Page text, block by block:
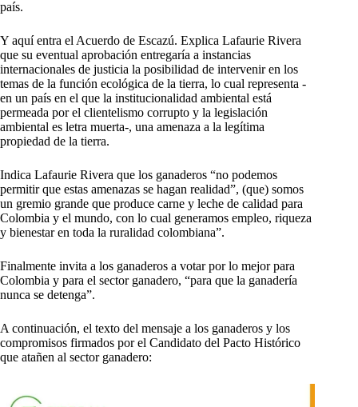
país.
Y aquí entra el Acuerdo de Escazú. Explica Lafaurie Rivera
que su eventual aprobación entregaría a instancias
internacionales de justicia la posibilidad de intervenir en los
temas de la función ecológica de la tierra, lo cual representa -
en un país en el que la institucionalidad ambiental está
permeada por el clientelismo corrupto y la legislación
ambiental es letra muerta-, una amenaza a la legítima
propiedad de la tierra.
Indica Lafaurie Rivera que los ganaderos “no podemos
permitir que estas amenazas se hagan realidad”, (que) somos
un gremio grande que produce carne y leche de calidad para
Colombia y el mundo, con lo cual generamos empleo, riqueza
y bienestar en toda la ruralidad colombiana”.
Finalmente invita a los ganaderos a votar por lo mejor para
Colombia y para el sector ganadero, “para que la ganadería
nunca se detenga”.
A continuación, el texto del mensaje a los ganaderos y los
compromisos firmados por el Candidato del Pacto Histórico
que atañen al sector ganadero: